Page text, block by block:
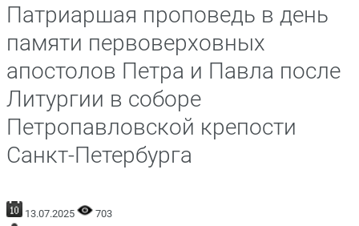
Патриаршая проповедь в день
памяти первоверховных
апостолов Петра и Павла после
Литургии в соборе
Петропавловской крепости
Санкт-Петербурга
13.07.2025
703